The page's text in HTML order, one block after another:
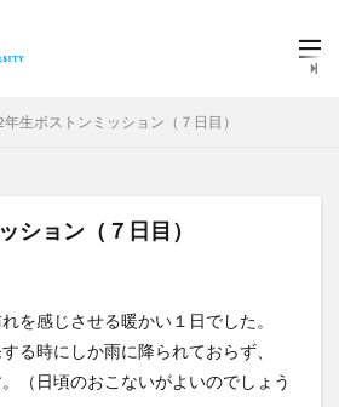
年生ボストンミッション（７日目）
ション（７日目）
を感じさせる暖かい１日でした。
る時にしか雨に降られておらず、
（日頃のおこないがよいのでしょう